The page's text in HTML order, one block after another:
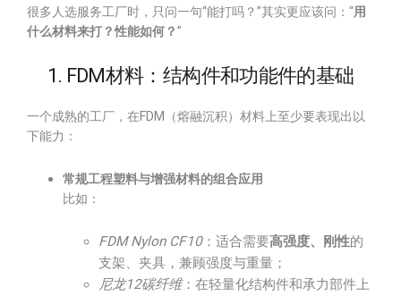
很多人选服务工厂时，只问一句“能打吗？”其实更应该问：“用
什么材料来打？性能如何？”
1. FDM材料：结构件和功能件的基础
一个成熟的工厂，在FDM（熔融沉积）材料上至少要表现出以
下能力：
常规工程塑料与增强材料的组合应用
比如：
FDM Nylon CF10：适合需要高强度、刚性的
支架、夹具，兼顾强度与重量；
尼龙12碳纤维：在轻量化结构件和承力部件上